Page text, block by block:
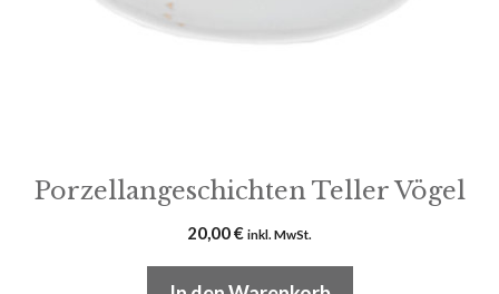
Porzellangeschichten Teller Vögel
20,00€ inkl. MwSt.